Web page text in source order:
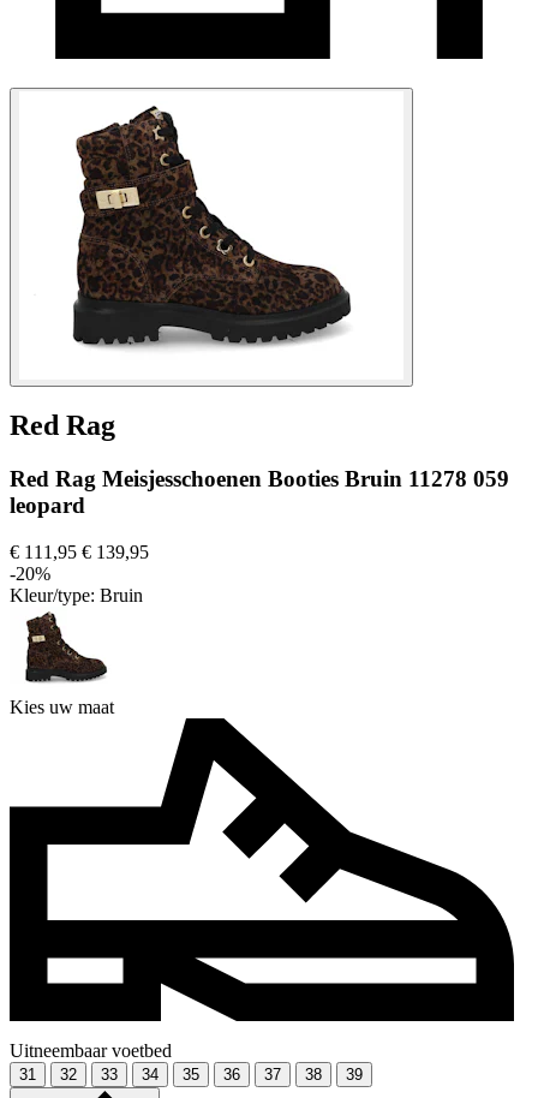
Red Rag
Red Rag Meisjesschoenen Booties Bruin 11278 059
leopard
€ 111,95 € 139,95
-20%
Kleur/type: Bruin
Kies uw maat
Uitneembaar voetbed
31 32 33 34 35 36 37 38 39